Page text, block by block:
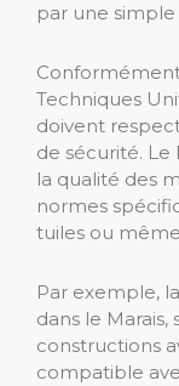
par une
Techniques
doivent
de sécurité. Le
la qualité des
normes
tuiles ou
Par exemple,
dans le
constructions
compatible